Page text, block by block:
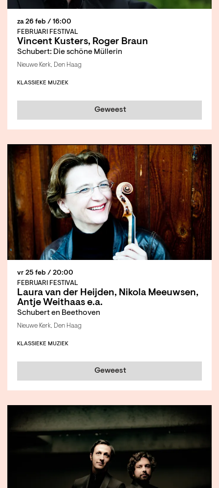
Vincent Kusters, Roger Braun
Schubert: Die schöne Müllerin
FEBRUARI FESTIVAL
za 26 feb / 16:00
Nieuwe Kerk, Den Haag
KLASSIEKE MUZIEK
Geweest
Laura van der Heijden, Nikola Meeuwsen,
Antje Weithaas e.a.
Schubert en Beethoven
FEBRUARI FESTIVAL
vr 25 feb / 20:00
Nieuwe Kerk, Den Haag
KLASSIEKE MUZIEK
Geweest